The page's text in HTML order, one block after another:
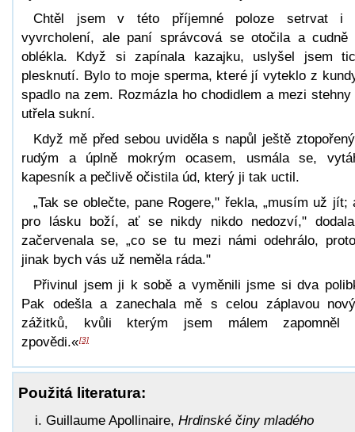
Chtěl jsem v této příjemné poloze setrvat i
vyvrcholení, ale paní správcová se otočila a cudně
oblékla. Když si zapínala kazajku, uslyšel jsem
plesknutí. Bylo to moje sperma, které jí vyteklo z
spadlo na zem. Rozmázla ho chodidlem a mezi stehny
utřela sukní.
Když mě před sebou uviděla s napůl ještě
rudým a úplně mokrým ocasem, usmála se,
kapesník a pečlivě očistila úd, který ji tak uctil.
„Tak se oblečte, pane Rogere," řekla, „musím už jít;
pro lásku boží, ať se nikdy nikdo nedozví,"
začervenala se, „co se tu mezi námi odehrálo,
jinak bych vás už neměla ráda."
Přivinul jsem ji k sobě a vyměnili jsme si dva
Pak odešla a zanechala mě s celou záplavou
zážitků, kvůli kterým jsem málem zapomněl
zpovědi.«[3]
Použitá literatura:
Guillaume Apollinaire, Hrdinské činy mladého